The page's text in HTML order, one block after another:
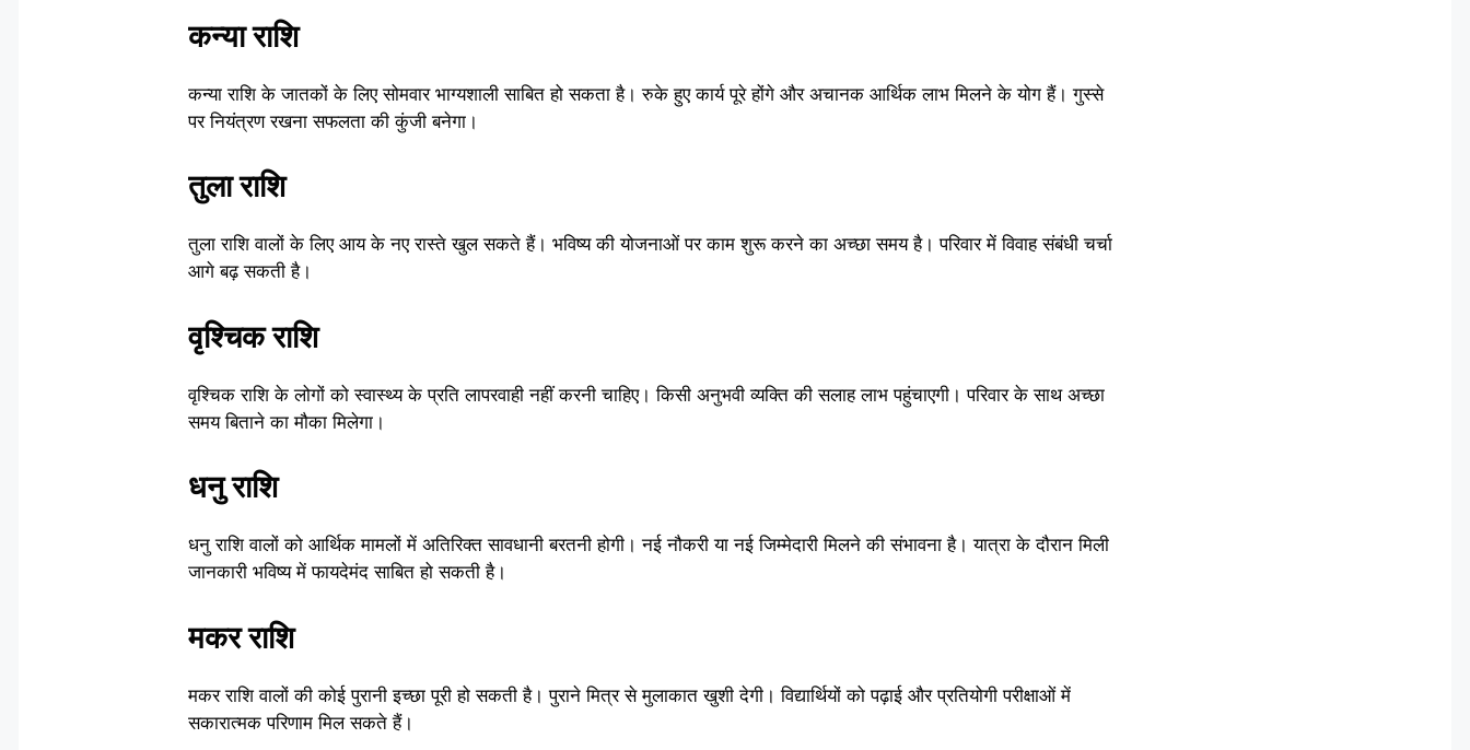
कन्या राशि
कन्या राशि के जातकों के लिए सोमवार भाग्यशाली साबित हो सकता है। रुके हुए कार्य पूरे होंगे और अचानक आर्थिक लाभ मिलने के योग हैं। गुस्से
पर नियंत्रण रखना सफलता की कुंजी बनेगा।
तुला राशि
तुला राशि वालों के लिए आय के नए रास्ते खुल सकते हैं। भविष्य की योजनाओं पर काम शुरू करने का अच्छा समय है। परिवार में विवाह संबंधी चर्चा
आगे बढ़ सकती है।
वृश्चिक राशि
वृश्चिक राशि के लोगों को स्वास्थ्य के प्रति लापरवाही नहीं करनी चाहिए। किसी अनुभवी व्यक्ति की सलाह लाभ पहुंचाएगी। परिवार के साथ अच्छा
समय बिताने का मौका मिलेगा।
धनु राशि
धनु राशि वालों को आर्थिक मामलों में अतिरिक्त सावधानी बरतनी होगी। नई नौकरी या नई जिम्मेदारी मिलने की संभावना है। यात्रा के दौरान मिली
जानकारी भविष्य में फायदेमंद साबित हो सकती है।
मकर राशि
मकर राशि वालों की कोई पुरानी इच्छा पूरी हो सकती है। पुराने मित्र से मुलाकात खुशी देगी। विद्यार्थियों को पढ़ाई और प्रतियोगी परीक्षाओं में
सकारात्मक परिणाम मिल सकते हैं।